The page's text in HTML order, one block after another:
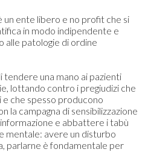
un ente libero e no profit che si
in modo indipendente e
alle patologie di ordine
tendere una mano ai pazienti
lottando contro i pregiudizi che
che spesso producono
la campagna di sensibilizzazione
e abbattere i tabù
mentale: avere un disturbo
parlarne è fondamentale per